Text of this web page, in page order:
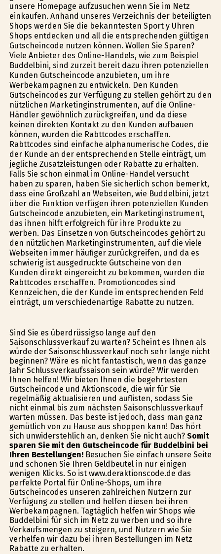
unsere Homepage aufzusuchen wenn Sie im Netz
einkaufen. Anhand unseres Verzeichnis der beteiligten
Shops werden Sie die bekanntesten Sport y Uhren
Shops entdecken und all die entsprechenden gültigen
Gutscheincode nutzen können. Wollen Sie Sparen?
Viele Anbieter des Online-Handels, wie zum Beispiel
Buddelbini, sind zurzeit bereit dazu ihren potenziellen
Kunden Gutscheincode anzubieten, um ihre
Werbekampagnen zu entwickeln. Den Kunden
Gutscheincodes zur Verfügung zu stellen gehört zu den
nützlichen Marketinginstrumenten, auf die Online-
Händler gewöhnlich zurückgreifen, und da diese
keinen direkten Kontakt zu den Kunden aufbauen
können, wurden die Rabttcodes erschaffen.
Rabttcodes sind einfache alphanumerische Codes, die
der Kunde an der entsprechenden Stelle einträgt, um
jegliche Zusatzleistungen oder Rabatte zu erhalten.
Falls Sie schon einmal im Online-Handel versucht
haben zu sparen, haben Sie sicherlich schon bemerkt,
dass eine Großzahl an Webseiten, wie Buddelbini, jetzt
über die Funktion verfügen ihren potenziellen Kunden
Gutscheincode anzubieten, ein Marketinginstrument,
das ihnen hilft erfolgreich für ihre Produkte zu
werben. Das Einsetzen von Gutscheincodes gehört zu
den nützlichen Marketinginstrumenten, auf die viele
Webseiten immer häufiger zurückgreifen, und da es
schwierig ist ausgedruckte Gutscheine von den
Kunden direkt eingereicht zu bekommen, wurden die
Rabttcodes erschaffen. Promotioncodes sind
Kennzeichen, die der Kunde im entsprechenden Feld
einträgt, um verschiedenartige Rabatte zu nutzen.
Sind Sie es überdrüssigso lange auf den
Saisonschlussverkauf zu warten? Scheint es Ihnen als
würde der Saisonschlussverkauf noch sehr lange nicht
beginnen? Wäre es nicht fantastisch, wenn das ganze
Jahr Schlussverkaufssaison sein würde? Wir werden
Ihnen helfen! Wir bieten Ihnen die begehrtesten
Gutscheincode und Aktionscode, die wir für Sie
regelmäßig aktualisieren und auflisten, sodass Sie
nicht einmal bis zum nächsten Saisonschlussverkauf
warten müssen. Das beste ist jedoch, dass man ganz
gemütlich von zu Hause aus shoppen kann! Das hört
sich unwiderstehlich an, denken Sie nicht auch? Somit
sparen Sie mit den Gutscheincode für Buddelbini bei
Ihren Bestellungen!Besuchen Sie einfach unsere Seite
und schonen Sie Ihren Geldbeutel in nur einigen
wenigen Klicks. So ist www.deraktionscode.de das
perfekte Portal für Online-Shops, um ihre
Gutscheincodes unseren zahlreichen Nutzern zur
Verfügung zu stellen und helfen diesen bei ihren
Werbekampagnen. Tagtäglich helfen wir Shops wie
Buddelbini für sich im Netz zu werben und so ihre
Verkaufsmengen zu steigern, und Nutzern wie Sie
verhelfen wir dazu bei ihren Bestellungen im Netz
Rabatte zu erhalten.